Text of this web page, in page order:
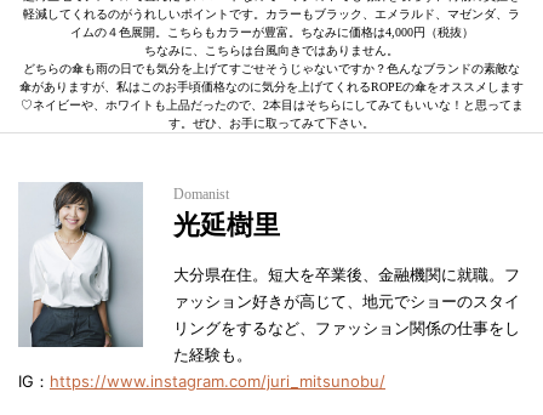
軽減してくれるのがうれしいポイントです。カラーもブラック、エメラルド、マゼンダ、ラ
イムの４色展開。こちらもカラーが豊富。ちなみに価格は4,000円（税抜）
ちなみに、こちらは台風向きではありません。
どちらの傘も雨の日でも気分を上げてすごせそうじゃないですか？色んなブランドの素敵な
傘がありますが、私はこのお手頃価格なのに気分を上げてくれるROPEの傘をオススメします
♡ネイビーや、ホワイトも上品だったので、2本目はそちらにしてみてもいいな！と思ってま
す。ぜひ、お手に取ってみて下さい。
Domanist
光延樹里
大分県在住。短大を卒業後、金融機関に就職。フ
ァッション好きが高じて、地元でショーのスタイ
リングをするなど、ファッション関係の仕事をし
た経験も。
IG： https://www.instagram.com/juri_mitsunobu/